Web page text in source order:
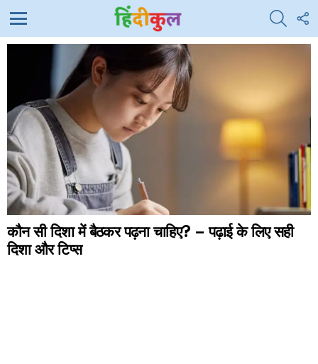
stories
कौन सी दिशा में बैठकर पढ़ना चाहिए? – पढ़ाई के लिए सही
दिशा और टिप्स